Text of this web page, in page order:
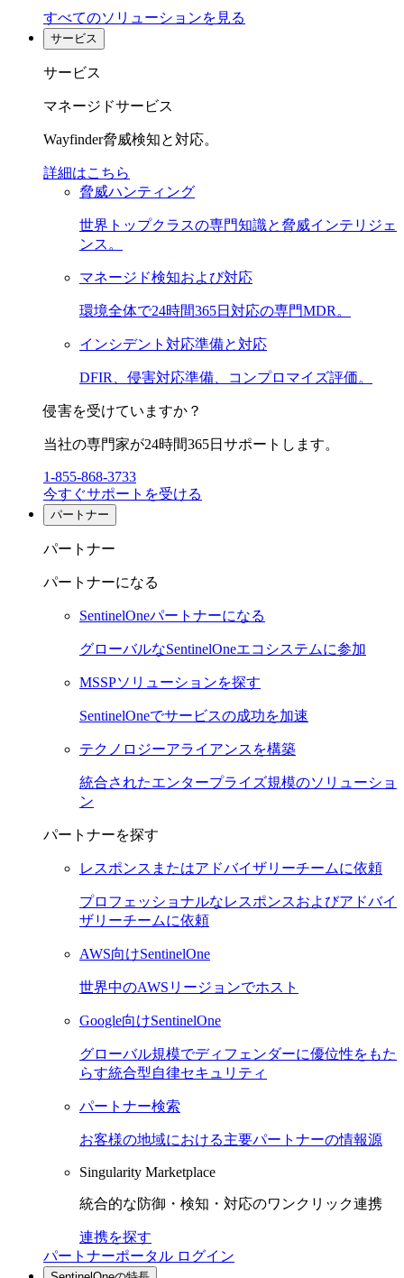
すべてのソリューションを見る
サービス
サービス
マネージドサービス
Wayfinder脅威検知と対応。
詳細はこちら
脅威ハンティング
世界トップクラスの専門知識と脅威インテリジェ
ンス。
マネージド検知および対応
環境全体で24時間365日対応の専門MDR。
インシデント対応準備と対応
DFIR、侵害対応準備、コンプロマイズ評価。
侵害を受けていますか？
当社の専門家が24時間365日サポートします。
1-855-868-3733
今すぐサポートを受ける
パートナー
パートナー
パートナーになる
SentinelOneパートナーになる
グローバルなSentinelOneエコシステムに参加
MSSPソリューションを探す
SentinelOneでサービスの成功を加速
テクノロジーアライアンスを構築
統合されたエンタープライズ規模のソリューショ
ン
パートナーを探す
レスポンスまたはアドバイザリーチームに依頼
プロフェッショナルなレスポンスおよびアドバイ
ザリーチームに依頼
AWS向けSentinelOne
世界中のAWSリージョンでホスト
Google向けSentinelOne
グローバル規模でディフェンダーに優位性をもた
らす統合型自律セキュリティ
パートナー検索
お客様の地域における主要パートナーの情報源
Singularity Marketplace
統合的な防御・検知・対応のワンクリック連携
連携を探す
パートナーポータル ログイン